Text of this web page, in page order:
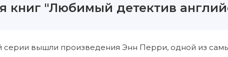
книг "Любимый детектив
серии вышли произведения Энн Перри, одной из